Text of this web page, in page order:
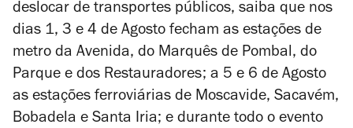
deslocar de transportes públicos, saiba que nos
dias 1, 3 e 4 de Agosto fecham as estações de
metro da Avenida, do Marquês de Pombal, do
Parque e dos Restauradores; a 5 e 6 de Agosto
as estações ferroviárias de Moscavide, Sacavém,
Bobadela e Santa Iria; e durante todo o evento